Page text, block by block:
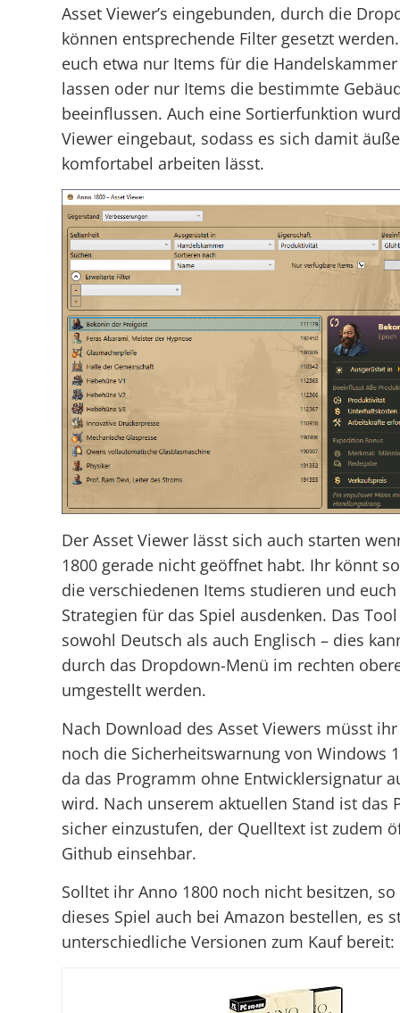
Asset Viewer’s eingebunden, durch die
können entsprechende Filter gesetzt
euch etwa nur Items für die
lassen oder nur Items die bestimmte
beeinflussen. Auch eine Sortierfunktion
Viewer eingebaut, sodass es sich damit
komfortabel arbeiten lässt.
Der Asset Viewer lässt sich auch starten
1800 gerade nicht geöffnet habt. Ihr könnt
die verschiedenen Items studieren und
Strategien für das Spiel ausdenken. Das
sowohl Deutsch als auch Englisch – dies
durch das Dropdown-Menü im rechten
umgestellt werden.
Nach Download des Asset Viewers müsst
noch die Sicherheitswarnung von Windows
da das Programm ohne Entwicklersignatur
wird. Nach unserem aktuellen Stand ist das
sicher einzustufen, der Quelltext ist zudem
Github einsehbar.
Solltet ihr Anno 1800 noch nicht besitzen,
dieses Spiel auch bei Amazon bestellen, es
unterschiedliche Versionen zum Kauf bereit: